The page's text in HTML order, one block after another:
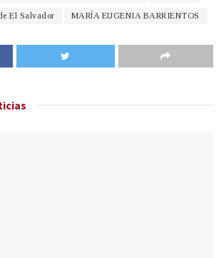
El Salvador MARÍA EUGENIA BARRIENTOS